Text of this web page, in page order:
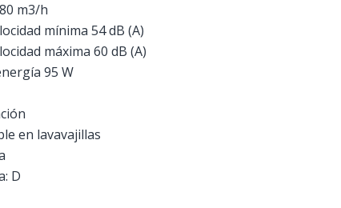
m3/h
mínima 54 dB (A)
máxima 60 dB (A)
95 W
en lavavajillas
D